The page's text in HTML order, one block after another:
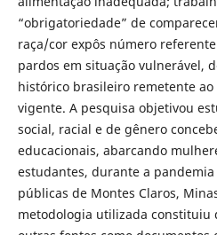
“obrigatoriedade” de
raça/cor expôs número
pardos em situação vulnerável,
histórico brasileiro remetente
vigente. A pesquisa objetivou
social, racial e de gênero
educacionais, abarcando
estudantes, durante a pandemia
públicas de Montes Claros,
metodologia utilizada constituiu